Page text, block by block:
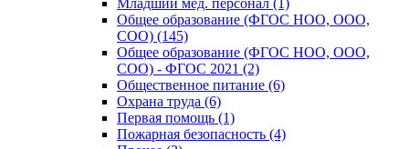
Младший мед. персонал (1)
Общее образование (ФГОС НОО, ООО,
СОО) (145)
Общее образование (ФГОС НОО, ООО,
СОО) - ФГОС 2021 (2)
Общественное питание (6)
Охрана труда (6)
Первая помощь (1)
Пожарная безопасность (4)